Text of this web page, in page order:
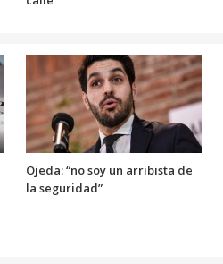
Ojeda: “no soy un arribista de
la seguridad”